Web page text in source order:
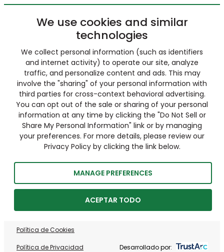
We use cookies and similar
technologies
We collect personal information (such as identifiers
and internet activity) to operate our site, analyze
traffic, and personalize content and ads. This may
involve the "sharing" of your personal information with
third parties for cross-context behavioral advertising.
You can opt out of the sale or sharing of your personal
information at any time by clicking the "Do Not Sell or
Share My Personal Information" link or by managing
your preferences. For more details, please review our
Privacy Policy by clicking the link below.
MANAGE PREFERENCES
ACEPTAR TODO
Política de Cookies
Política de Privacidad Desarrollado por: